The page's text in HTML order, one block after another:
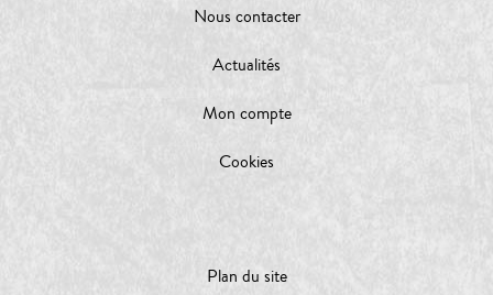
Nous contacter
Actualités
Mon compte
Cookies
Plan du site